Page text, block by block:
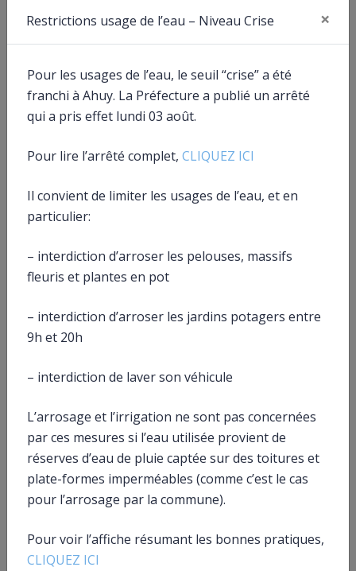
Dans quel délai l’administration répond-elle à
Quels sont les recours en justice possibles ?
Quel est le délai de réclamation en matière d’impôts
?
Recours amiables en matière d’impôt
Argent – Impôts – Consommation
Pour en savoir plus
Ministère chargé des finances
Je veux contester un impôt : je fais une réclamation
Restrictions usage de l’eau – Niveau Crise ×
Pour les usages de l’eau, le seuil “crise” a été
franchi à Ahuy. La Préfecture a publié un arrêté
qui a pris effet lundi 03 août.
Pour lire l’arrêté complet, CLIQUEZ ICI
Il convient de limiter les usages de l’eau, et en
particulier:
– interdiction d’arroser les pelouses, massifs
fleuris et plantes en pot
– interdiction d’arroser les jardins potagers entre
9h et 20h
– interdiction de laver son véhicule
L’arrosage et l’irrigation ne sont pas concernées
par ces mesures si l’eau utilisée provient de
réserves d’eau de pluie captée sur des toitures et
plate-formes imperméables (comme c’est le cas
pour l’arrosage par la commune).
Pour voir l’affiche résumant les bonnes pratiques,
CLIQUEZ ICI